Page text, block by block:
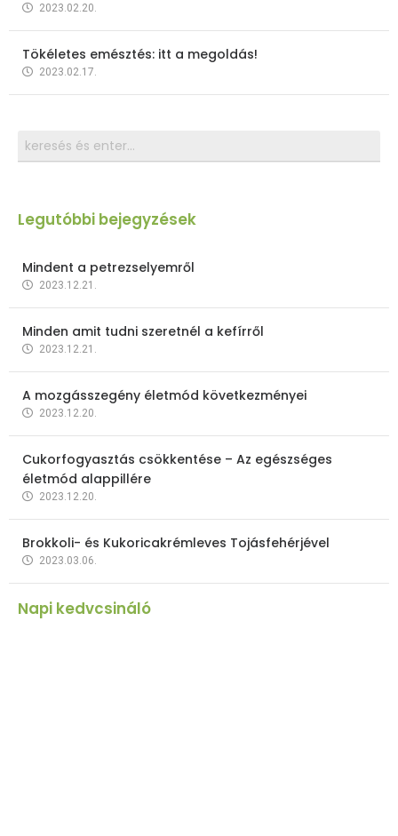
2023.02.20.
Tökéletes emésztés: itt a megoldás!
2023.02.17.
Legutóbbi bejegyzések
Mindent a petrezselyemről
2023.12.21.
Minden amit tudni szeretnél a kefírről
2023.12.21.
A mozgásszegény életmód következményei
2023.12.20.
Cukorfogyasztás csökkentése – Az egészséges
életmód alappillére
2023.12.20.
Brokkoli- és Kukoricakrémleves Tojásfehérjével
2023.03.06.
Napi kedvcsináló